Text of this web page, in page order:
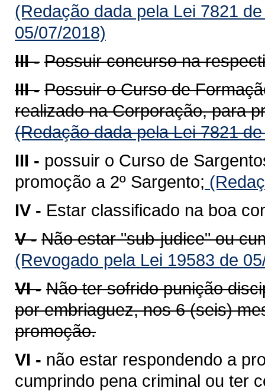
(Redação dada pela Lei 7821
05/07/2018)
III - Possuir concurso na
III - Possuir o Curso de
realizado na Corporação, para
(Redação dada pela Lei 7821
III - possuir o Curso de
promoção a 2º Sargento;
IV - Estar classificado na boa
V - Não estar "sub-judice" ou
(Revogado pela Lei 19583 de
VI - Não ter sofrido punição
por embriaguez, nos 6 (seis)
promoção.
VI - não estar respondendo a
cumprindo pena criminal ou ter